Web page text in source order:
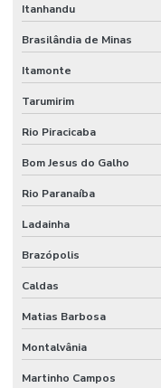
Itanhandu
Brasilândia de Minas
Itamonte
Tarumirim
Rio Piracicaba
Bom Jesus do Galho
Rio Paranaíba
Ladainha
Brazópolis
Caldas
Matias Barbosa
Montalvânia
Martinho Campos